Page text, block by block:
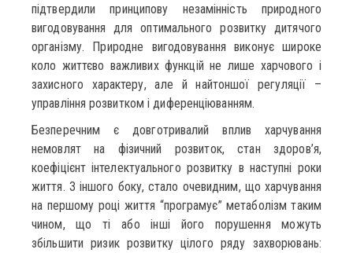
підтвердили принципову незамінність природного
вигодовування для оптимального розвитку дитячого
організму. Природне вигодовування виконує широке
коло життєво важливих функцій не лише харчового і
захисного характеру, але й найтоншої регуляції –
управління розвитком і диференціюванням.
Безперечним є довготривалий вплив харчування
немовлят на фізичний розвиток, стан здоров’я,
коефіцієнт інтелектуального розвитку в наступні роки
життя. З іншого боку, стало очевидним, що харчування
на першому році життя “програмує” метаболізм таким
чином, що ті або інші його порушення можуть
збільшити ризик розвитку цілого ряду захворювань: